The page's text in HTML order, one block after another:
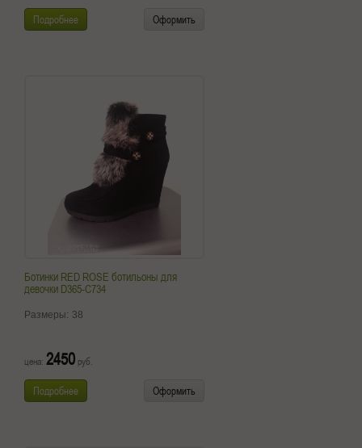
Подробнее Оформить
Ботинки RED ROSE ботильоны для
девочки D365-C734
Размеры: 38
цена: 2450 руб.
Подробнее Оформить